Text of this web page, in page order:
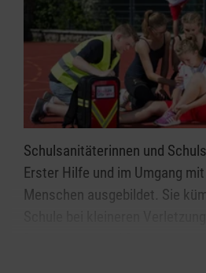
Schulsanitäterinnen und
Erster Hilfe und im Umgang
Menschen ausgebildet. Sie